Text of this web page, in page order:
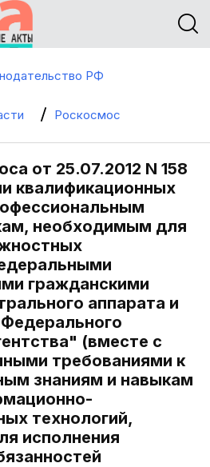
РФ
Роскосмос
от 25.07.2012 N 158
квалификационных
необходимым для
гражданскими
аппарата и
(вместе с
требованиями к
знаниям и навыкам
технологий,
исполнения